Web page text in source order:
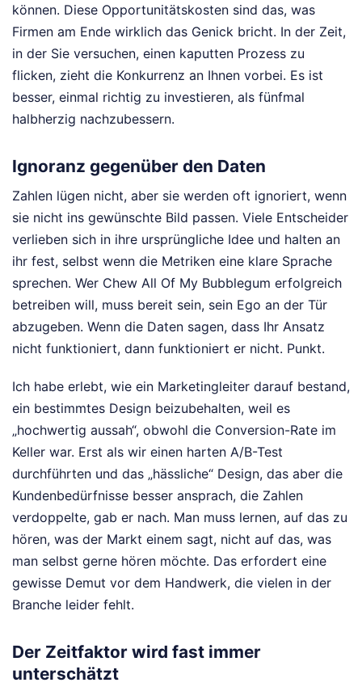
können. Diese Opportunitätskosten sind das, was
Firmen am Ende wirklich das Genick bricht. In der Zeit,
in der Sie versuchen, einen kaputten Prozess zu
flicken, zieht die Konkurrenz an Ihnen vorbei. Es ist
besser, einmal richtig zu investieren, als fünfmal
halbherzig nachzubessern.
Ignoranz gegenüber den Daten
Zahlen lügen nicht, aber sie werden oft ignoriert, wenn
sie nicht ins gewünschte Bild passen. Viele Entscheider
verlieben sich in ihre ursprüngliche Idee und halten an
ihr fest, selbst wenn die Metriken eine klare Sprache
sprechen. Wer Chew All Of My Bubblegum erfolgreich
betreiben will, muss bereit sein, sein Ego an der Tür
abzugeben. Wenn die Daten sagen, dass Ihr Ansatz
nicht funktioniert, dann funktioniert er nicht. Punkt.
Ich habe erlebt, wie ein Marketingleiter darauf bestand,
ein bestimmtes Design beizubehalten, weil es
„hochwertig aussah“, obwohl die Conversion-Rate im
Keller war. Erst als wir einen harten A/B-Test
durchführten und das „hässliche“ Design, das aber die
Kundenbedürfnisse besser ansprach, die Zahlen
verdoppelte, gab er nach. Man muss lernen, auf das zu
hören, was der Markt einem sagt, nicht auf das, was
man selbst gerne hören möchte. Das erfordert eine
gewisse Demut vor dem Handwerk, die vielen in der
Branche leider fehlt.
Der Zeitfaktor wird fast immer
unterschätzt